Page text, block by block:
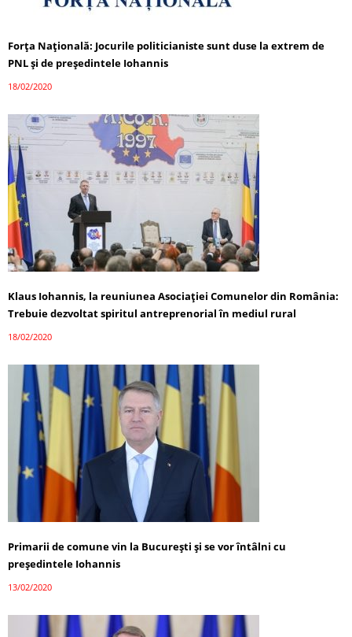
Forța Națională: Jocurile politicianiste sunt duse la extrem de
PNL și de președintele Iohannis
18/02/2020
Klaus Iohannis, la reuniunea Asociației Comunelor din România:
Trebuie dezvoltat spiritul antreprenorial în mediul rural
18/02/2020
Primarii de comune vin la București și se vor întâlni cu
președintele Iohannis
13/02/2020